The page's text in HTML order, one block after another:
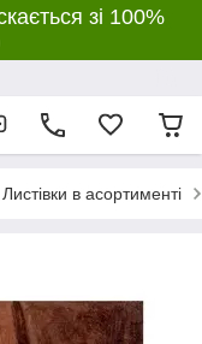
зі 100%
Листівки в асортименті